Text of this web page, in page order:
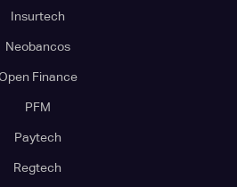
Insurtech
Neobancos
Finance
PFM
Paytech
Regtech